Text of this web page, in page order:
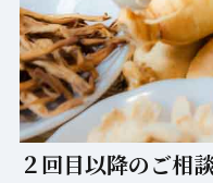
２回目以降のご相